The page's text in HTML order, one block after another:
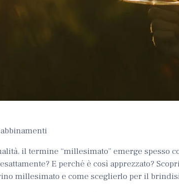
il termine “millesimato” emerge spesso
E perché è così apprezzato?
millesimato e come sceglierlo per il